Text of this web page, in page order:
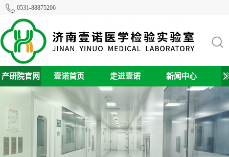
0531-88875206
产研院官网 壹诺首页 走进壹诺 新闻中心